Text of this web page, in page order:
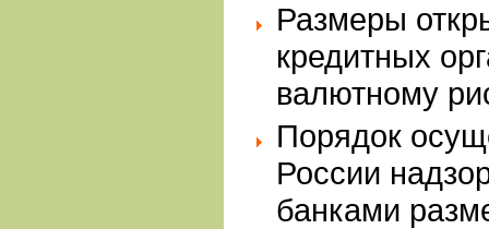
Размеры
кредитных
валютному
Порядок
России
банками